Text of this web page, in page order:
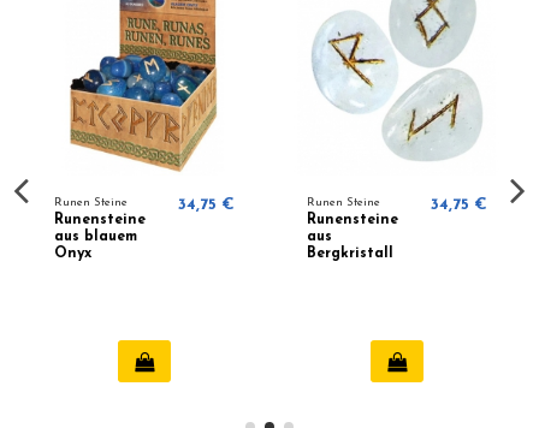
Runen Steine
Runensteine
aus blauem
Onyx
34,75 € Runen Steine
Runensteine
aus
Bergkristall
34,75 €